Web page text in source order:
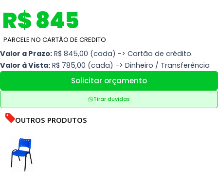
R$ 845
PARCELE NO CARTÃO DE CREDITO
Valor a Prazo: R$ 845,00 (cada) -> Cartão de crédito.
Valor à Vista: R$ 785,00 (cada) -> Dinheiro / Transferência
Solicitar orçamento
Tirar duvidas
OUTROS PRODUTOS